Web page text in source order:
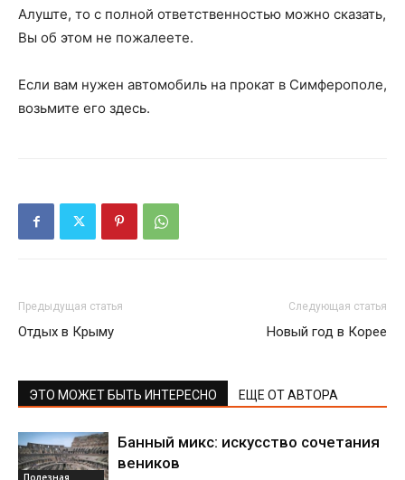
Алуште, то с полной ответственностью можно сказать,
Вы об этом не пожалеете.
Если вам нужен автомобиль на прокат в Симферополе,
возьмите его здесь.
Предыдущая статья
Отдых в Крыму
Следующая статья
Новый год в Корее
ЭТО МОЖЕТ БЫТЬ ИНТЕРЕСНО ЕЩЕ ОТ АВТОРА
Полезная
Банный микс: искусство сочетания
веников